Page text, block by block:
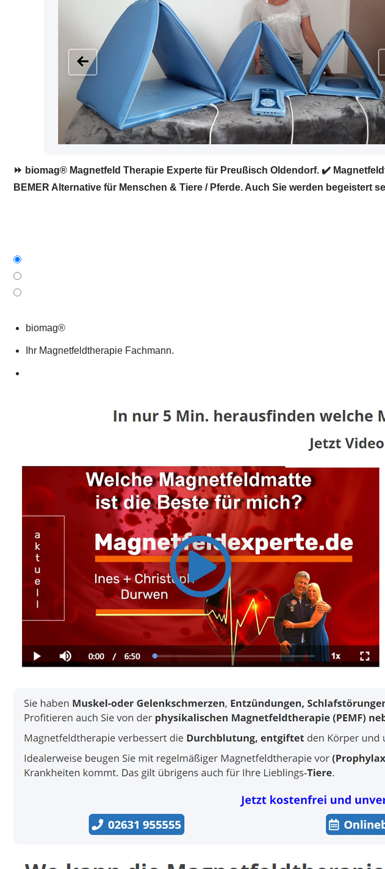
⏩ biomag® Magnetfeld Therapie Experte für Preußisch Oldendorf. ✔️
BEMER Alternative für Menschen & Tiere / Pferde. Auch Sie werden begeistert
biomag®
Ihr Magnetfeldtherapie Fachmann.